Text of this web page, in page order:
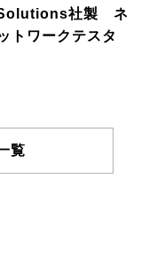
Solutions社製 ネ
トワークテスタ
覧